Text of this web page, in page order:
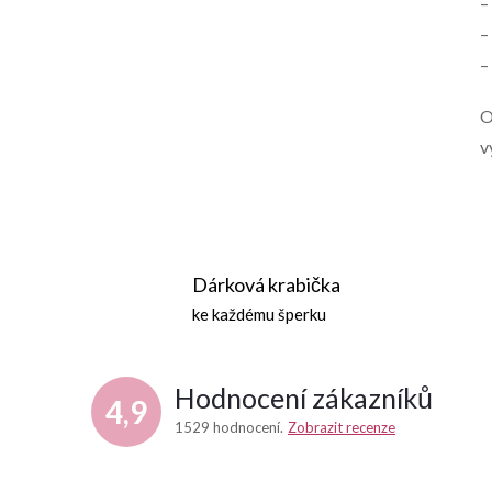
í
r
–
–
Dárková krabička
ke každému šperku
4,9 Hodnocení zákazníků
1529 hodnocení Zobrazit recenze